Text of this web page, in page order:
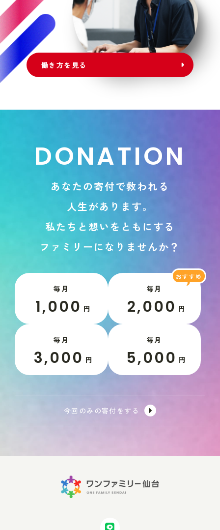
働き方を見る
DONATION
あ な たの寄付で救われ る
人生があ り ま す。
私た ち と 想い を と も にする
フ ァ ミ リ ーに な り ま せんか ？
毎月
1,000 円
毎月
2,000 円
毎月
3,000 円
毎月
5,000 円
今回のみの寄付をする